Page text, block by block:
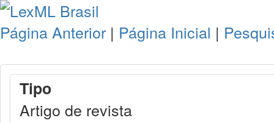
Página Anterior | Página Inicial |
Tipo
Artigo de revista